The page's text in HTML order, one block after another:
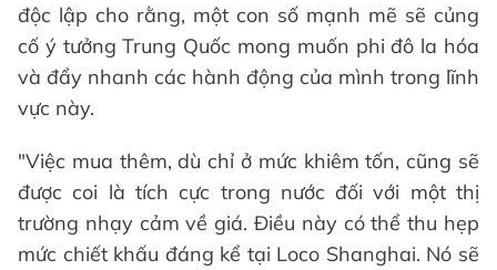
độc lập cho rằng, một con số mạnh mẽ sẽ củng
cố ý tưởng Trung Quốc mong muốn phi đô la hóa
và đẩy nhanh các hành động của mình trong lĩnh
vực này.
"Việc mua thêm, dù chỉ ở mức khiêm tốn, cũng sẽ
được coi là tích cực trong nước đối với một thị
trường nhạy cảm về giá. Điều này có thể thu hẹp
mức chiết khấu đáng kể tại Loco Shanghai. Nó sẽ